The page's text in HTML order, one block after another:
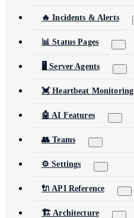
🔥 Incidents & Alerts
📊 Status Pages
🖥️ Server Agents
💓 Heartbeat Monitoring
🤖 AI Features
👥 Teams
⚙️ Settings
🔌 API Reference
🏗️ Architecture